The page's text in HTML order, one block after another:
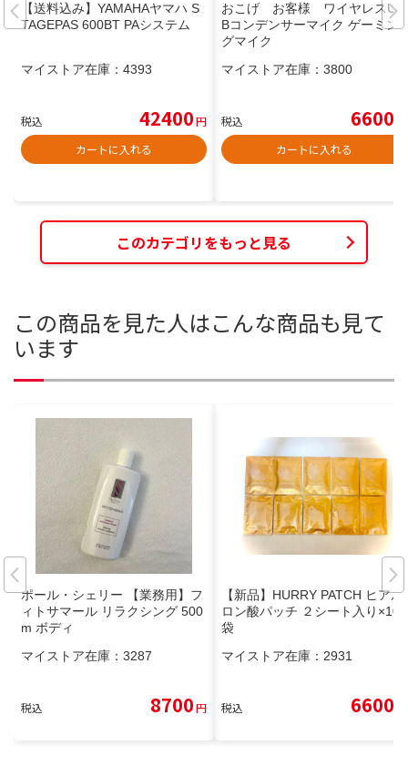
【送料込み】YAMAHAヤマハ S
TAGEPAS 600BT PAシステム
マイストア在庫： 4393
税込 42400円
カートに入れる
おこげ お客様 ワイヤレスUS
Bコンデンサーマイク ゲーミン
グマイク
マイストア在庫： 3800
税込 6600
カートに入れる
このカテゴリをもっと見る
この商品を見た人はこんな商品も見て
います
ポール・シェリー 【業務用】フ
ィトサマール リラクシング 500
m ボディ
マイストア在庫： 3287
税込 8700円
【新品】HURRY PATCH ヒアル
ロン酸パッチ ２シート入り×10
袋
マイストア在庫： 2931
税込 6600